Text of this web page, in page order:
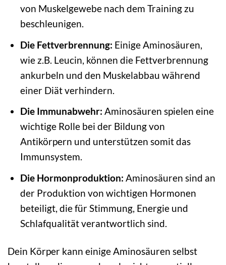
von Muskelgewebe nach dem Training zu
beschleunigen.
Die Fettverbrennung: Einige Aminosäuren,
wie z.B. Leucin, können die Fettverbrennung
ankurbeln und den Muskelabbau während
einer Diät verhindern.
Die Immunabwehr: Aminosäuren spielen eine
wichtige Rolle bei der Bildung von
Antikörpern und unterstützen somit das
Immunsystem.
Die Hormonproduktion: Aminosäuren sind an
der Produktion von wichtigen Hormonen
beteiligt, die für Stimmung, Energie und
Schlafqualität verantwortlich sind.
Dein Körper kann einige Aminosäuren selbst